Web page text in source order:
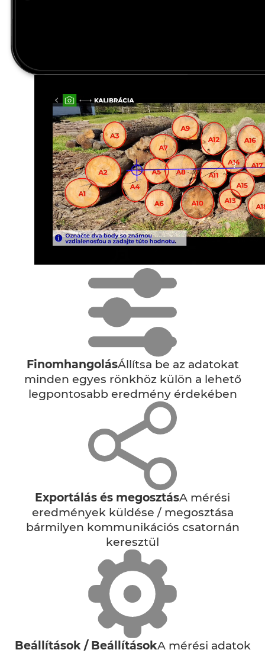
FinomhangolásÁllítsa be az adatokat
minden egyes rönkhöz külön a lehető
legpontosabb eredmény érdekében
Exportálás és megosztásA mérési
eredmények küldése / megosztása
bármilyen kommunikációs csatornán
keresztül
Beállítások / BeállításokA mérési adatok